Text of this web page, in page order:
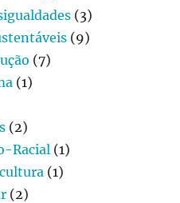
(3)
(9)
(7)
(1)
(2)
Racial (1)
(1)
(2)